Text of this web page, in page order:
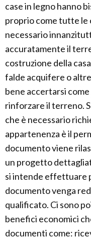
case in legno hanno
proprio come tutte le
necessario
accuratamente il
costruzione della
falde acquifere o
bene accertarsi
rinforzare il terreno.
che è necessario
appartenenza è il
documento viene
un progetto
si intende effettuare
documento venga
qualificato. Ci sono
benefici economici
documenti come: